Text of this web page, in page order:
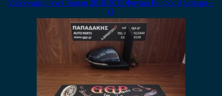
Volkswagen (vw) Touran 2010-2015 Φανάρι Εμπρός Αριστερό –
Ο